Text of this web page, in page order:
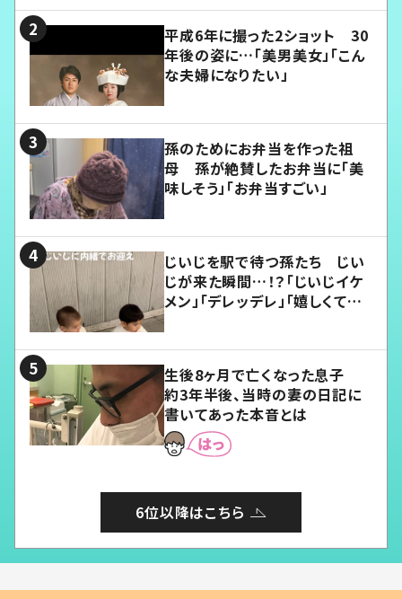
平成6年に撮った2ショット 30
年後の姿に…「美男美女」「こん
な夫婦になりたい」
孫のためにお弁当を作った祖
母 孫が絶賛したお弁当に「美
味しそう」「お弁当すごい」
じいじを駅で待つ孫たち じい
じが来た瞬間…！？「じいじイケ
メン」「デレッデレ」「嬉しくて可
生後8ヶ月で亡くなった息子
約3年半後、当時の妻の日記に
書いてあった本音とは
6位以降はこちら